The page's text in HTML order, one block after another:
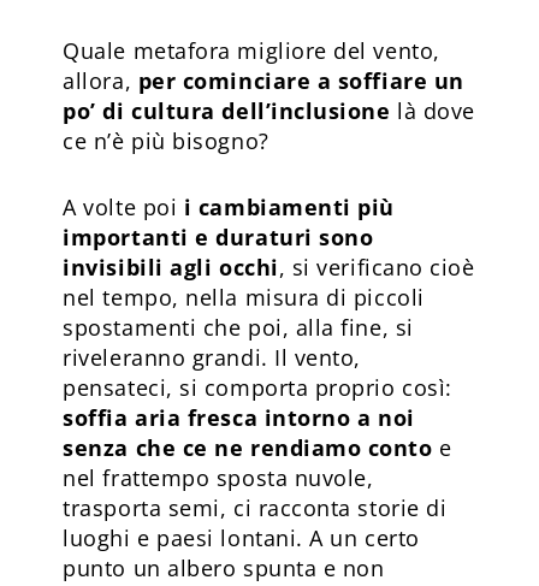
Quale metafora migliore del vento,
allora, per cominciare a soffiare un
po’ di cultura dell’inclusione là dove
ce n’è più bisogno?
A volte poi i cambiamenti più
importanti e duraturi sono
invisibili agli occhi, si verificano cioè
nel tempo, nella misura di piccoli
spostamenti che poi, alla fine, si
riveleranno grandi. Il vento,
pensateci, si comporta proprio così:
soffia aria fresca intorno a noi
senza che ce ne rendiamo conto e
nel frattempo sposta nuvole,
trasporta semi, ci racconta storie di
luoghi e paesi lontani. A un certo
punto un albero spunta e non